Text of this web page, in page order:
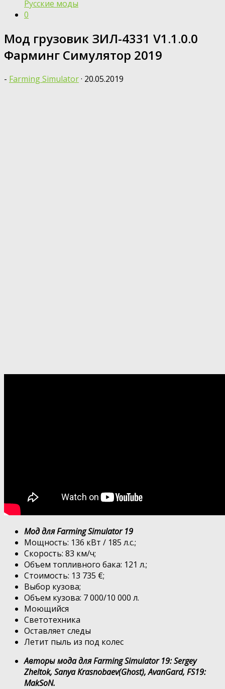
Русские моды
0
Мод грузовик ЗИЛ-4331 V1.1.0.0
Фарминг Симулятор 2019
- Farming Simulator· 20.05.2019
Мод для Farming Simulator 19
Мощность: 136 кВт / 185 л.с.;
Скорость: 83 км/ч;
Объем топливного бака: 121 л.;
Стоимость: 13 735 €;
Выбор кузова;
Объем кузова: 7 000/10 000 л.
Моющийся
Светотехника
Оставляет следы
Летит пыль из под колес
Авторы мода для Farming Simulator 19: Sergey
Zheltok, Sanya Krasnobaev(Ghost), AvanGard, FS19:
MakSoN.